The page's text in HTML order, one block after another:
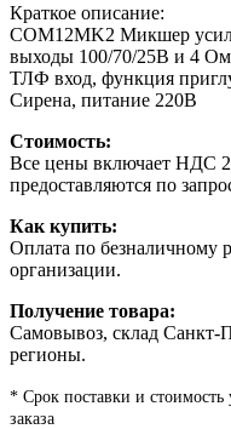
Краткое описание:
COM12MK2 Микшер
выходы 100/70/25В и 4
ТЛФ вход, функция
Сирена, питание 220В
Стоимость:
Все цены включает НДС
предоставляются по
Как купить:
Оплата по безналичному
организации.
Получение товара:
Самовывоз, склад Санкт-
регионы.
* Срок поставки и
заказа